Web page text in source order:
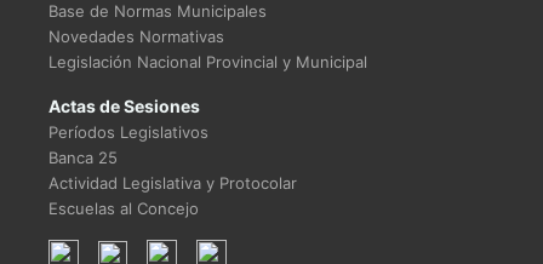
Base de Normas Municipales
Novedades Normativas
Legislación Nacional Provincial y Municipal
Actas de Sesiones
Períodos Legislativos
Banca 25
Actividad Legislativa y Protocolar
Escuelas al Concejo